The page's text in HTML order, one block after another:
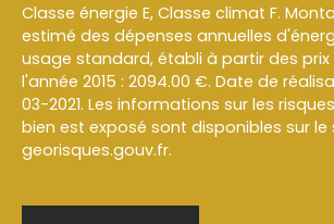
Classe énergie E, Classe climat F.
estimé des dépenses annuelles
usage standard, établi à partir des prix
l'année 2015 : 2094.00 €. Date de
03-2021. Les informations sur les
bien est exposé sont disponibles sur le
georisques.gouv.fr.